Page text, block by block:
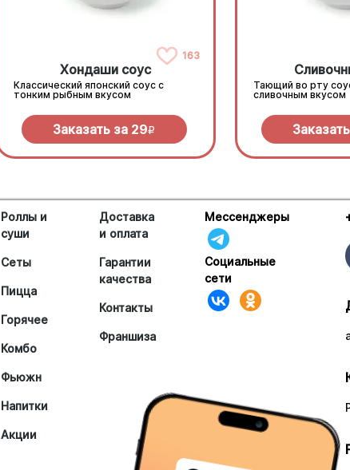
163
Хондаши соус
Классический японский соус с
тонким рыбным вкусом
Заказать за 29R
Тающий во рту
сливочным вкусом
Роллы и
суши
Сеты
Пицца
Горячее
Комбо
Фьюжн
Напитки
Акции
Доставка
и оплата
Гарантии
качества
Контакты
Франшиза
Мессенджеры
Социальные
сети